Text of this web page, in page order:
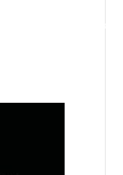
Nos Adhérents